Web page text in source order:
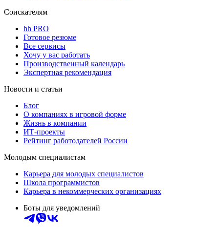
Соискателям
hh PRO
Готовое резюме
Все сервисы
Хочу у вас работать
Производственный календарь
Экспертная рекомендация
Новости и статьи
Блог
О компаниях в игровой форме
Жизнь в компании
ИТ-проекты
Рейтинг работодателей России
Молодым специалистам
Карьера для молодых специалистов
Школа программистов
Карьера в некоммерческих организациях
Боты для уведомлений